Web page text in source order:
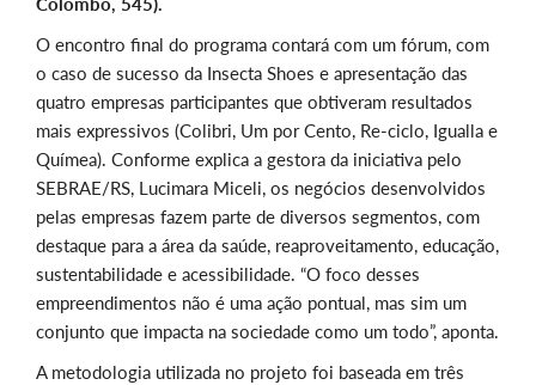
O encontro final do programa contará com um fórum, com
o caso de sucesso da Insecta Shoes e apresentação das
quatro empresas participantes que obtiveram resultados
mais expressivos (Colibri, Um por Cento, Re-ciclo, Igualla e
Químea). Conforme explica a gestora da iniciativa pelo
SEBRAE/RS, Lucimara Miceli, os negócios desenvolvidos
pelas empresas fazem parte de diversos segmentos, com
destaque para a área da saúde, reaproveitamento, educação,
sustentabilidade e acessibilidade. “O foco desses
empreendimentos não é uma ação pontual, mas sim um
conjunto que impacta na sociedade como um todo”, aponta.
A metodologia utilizada no projeto foi baseada em três